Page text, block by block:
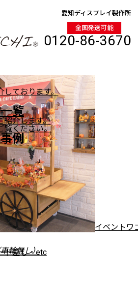
愛知ディスプレイ製作所
全国発送可能
0120-86-3670
付き）
無し）
台
角陳列台
ク
ド差し・etc
イベントワ
輪無し）
しております。
覧
紹介します。
覧ください。
例